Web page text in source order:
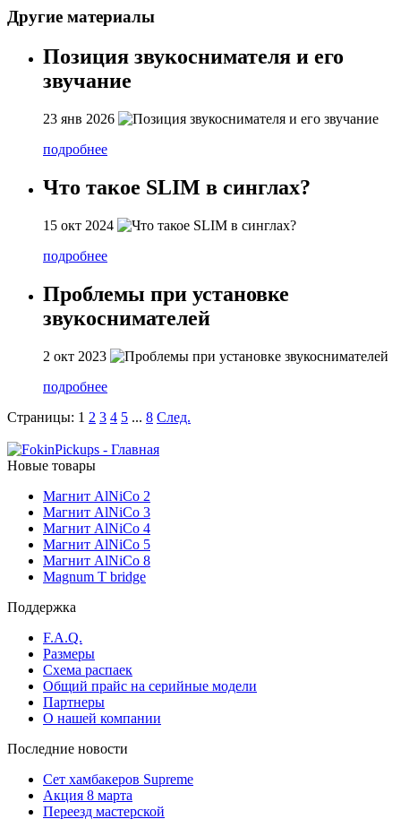
Другие материалы
Позиция звукоснимателя и его
звучание
23 янв 2026
подробнее
Что такое SLIM в синглах?
15 окт 2024
подробнее
Проблемы при установке
звукоснимателей
2 окт 2023
подробнее
Страницы: 1 2 3 4 5 ... 8 След.
Новые товары
Магнит AlNiCo 2
Магнит AlNiCo 3
Магнит AlNiCo 4
Магнит AlNiCo 5
Магнит AlNiCo 8
Magnum T bridge
Поддержка
F.A.Q.
Размеры
Схема распаек
Общий прайс на серийные модели
Партнеры
О нашей компании
Последние новости
Сет хамбакеров Supreme
Акция 8 марта
Переезд мастерской